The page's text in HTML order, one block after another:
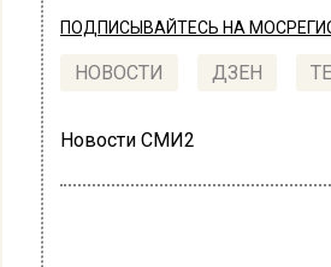
ПОДПИСЫВАЙТЕСЬ НА
НОВОСТИ ДЗЕН
Новости СМИ2